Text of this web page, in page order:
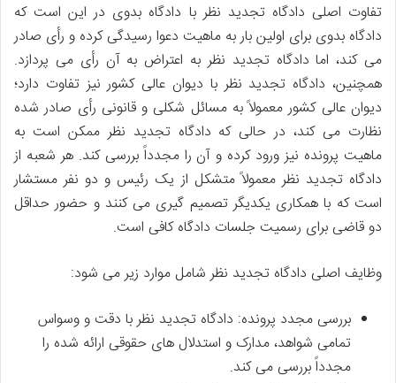
تفاوت اصلی دادگاه تجدید نظر با دادگاه بدوی در این است که
دادگاه بدوی برای اولین بار به ماهیت دعوا رسیدگی کرده و رأی صادر
می کند، اما دادگاه تجدید نظر به اعتراض به آن رأی می پردازد.
همچنین، دادگاه تجدید نظر با دیوان عالی کشور نیز تفاوت دارد؛
دیوان عالی کشور معمولاً به مسائل شکلی و قانونی رأی صادر شده
نظارت می کند، در حالی که دادگاه تجدید نظر ممکن است به
ماهیت پرونده نیز ورود کرده و آن را مجدداً بررسی کند. هر شعبه از
دادگاه تجدید نظر معمولاً متشکل از یک رئیس و دو نفر مستشار
است که با همکاری یکدیگر تصمیم گیری می کنند و حضور حداقل
دو قاضی برای رسمیت جلسات دادگاه کافی است.
وظایف اصلی دادگاه تجدید نظر شامل موارد زیر می شود:
بررسی مجدد پرونده: دادگاه تجدید نظر با دقت و وسواس
تمامی شواهد، مدارک و استدلال های حقوقی ارائه شده را
مجدداً بررسی می کند.